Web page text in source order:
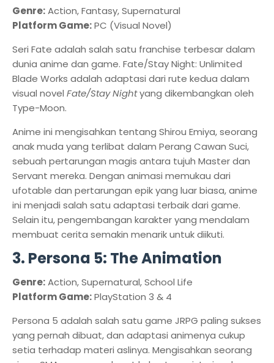
Genre:Action, Fantasy, Supernatural
Platform Game:PC (Visual Novel)
Seri Fate adalah salah satu franchise terbesar dalam
dunia anime dan game. Fate/Stay Night: Unlimited
Blade Works adalah adaptasi dari rute kedua dalam
visual novel Fate/Stay Nightyang dikembangkan oleh
Type-Moon.
Anime ini mengisahkan tentang Shirou Emiya, seorang
anak muda yang terlibat dalam Perang Cawan Suci,
sebuah pertarungan magis antara tujuh Master dan
Servant mereka. Dengan animasi memukau dari
ufotable dan pertarungan epik yang luar biasa, anime
ini menjadi salah satu adaptasi terbaik dari game.
Selain itu, pengembangan karakter yang mendalam
membuat cerita semakin menarik untuk diikuti.
3. Persona 5: The Animation
Genre:Action, Supernatural, School Life
Platform Game:PlayStation 3 & 4
Persona 5 adalah salah satu game JRPG paling sukses
yang pernah dibuat, dan adaptasi animenya cukup
setia terhadap materi aslinya. Mengisahkan seorang